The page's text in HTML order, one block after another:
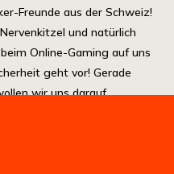
Freunde aus der Schweiz!
und natürlich
Online-Gaming auf uns
geht vor! Gerade
wir uns darauf